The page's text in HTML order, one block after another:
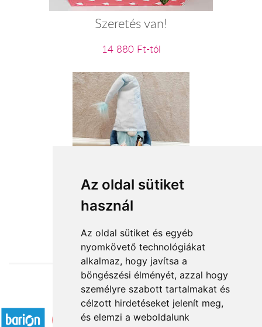
Az oldal sütiket
használ
Az oldal sütiket és egyéb
nyomkövető technológiákat
alkalmaz, hogy javítsa a
böngészési élményét, azzal hogy
személyre szabott tartalmakat és
célzott hirdetéseket jelenít meg,
és elemzi a weboldalunk
Szeretés van!
14 880 Ft-tól
Stitch kincsei 2
Elfogadott fizetési módok